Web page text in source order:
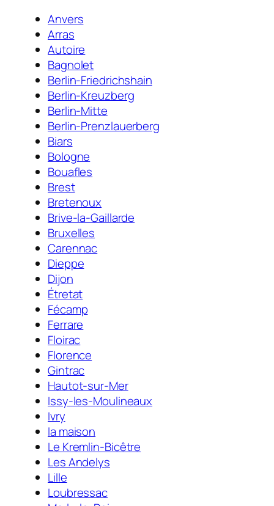
Anvers
Arras
Autoire
Bagnolet
Berlin-Friedrichshain
Berlin-Kreuzberg
Berlin-Mitte
Berlin-Prenzlauerberg
Biars
Bologne
Bouafles
Brest
Bretenoux
Brive-la-Gaillarde
Bruxelles
Carennac
Dieppe
Dijon
Étretat
Fécamp
Ferrare
Floirac
Florence
Gintrac
Hautot-sur-Mer
Issy-les-Moulineaux
Ivry
la maison
Le Kremlin-Bicêtre
Les Andelys
Lille
Loubressac